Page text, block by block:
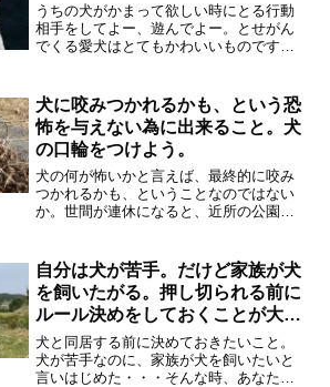
うちの犬がかまって欲しい時にとる行動
相手をしてよー、遊んでよー。とせがん
でくる愛犬はとてもかわいいものです。
我々も常にのんびりしているわけではあ
りません。仕事に、家事に...
犬に咬みつかれるかも、という恐
怖を与えない為に出来ること。犬
の口輪をつけよう。
犬の何が怖いかと言えば、最終的に咬み
つかれるかも、ということなのではない
か。世間が連休になると、近所の公園の
なります。かなり広い公園なので、ゆっ
くり犬と散歩できるからで...
自分は犬が苦手。だけど家族が犬
を飼いたがる。押し切られる前に
ルール決めをしておくことが大切
です。
犬と同居する前に決めておきたいこと。
犬が苦手なのに、家族が犬を飼いたいと
言いはじめた・・・そんな時、あなたは